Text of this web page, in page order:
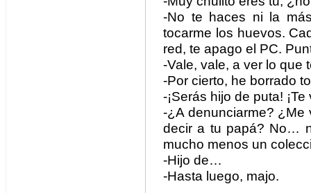
-No te haces ni la
tocarme los huevos.
red, te apago el PC.
-Vale, vale, a ver lo que
-Por cierto, he borrado
-¡Serás hijo de puta!
-¿A denunciarme?
decir a tu papá? No…
mucho menos un
-Hijo de…
-Hasta luego, majo.